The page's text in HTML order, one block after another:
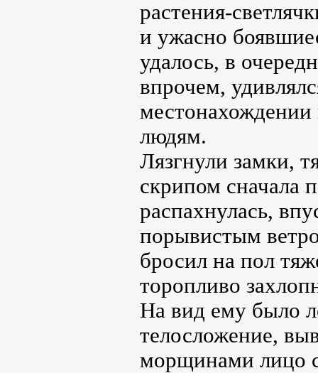
растения-
и ужасно
удалось, в
впрочем,
местонахождении
людям.
Лязгнули замки,
скрипом сначала
распахнулась,
порывистым
бросил на пол
торопливо
На вид ему было
телосложение,
морщинами лицо